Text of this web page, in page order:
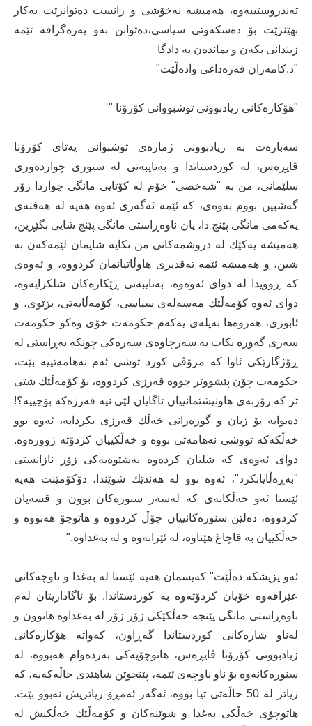
ته‌ندروستییەوە، هه‌میشه‌ نه‌خۆشی و زانست ده‌توانرێت به‌كار
بهێنرێت بۆ ده‌سكه‌وتی سیاسی،ده‌توانن به‌و په‌ره‌گرافه‌ ئێمه‌
زیندانی بكه‌ن و بمانده‌ن به‌ دادگا
"د.كامه‌ران قه‌ره‌داغی واده‌ڵێت"
"هۆكاره‌كانی زیادبوونی توشبووانی كۆرۆنا "
سه‌باره‌ت بە زیادبوونی ژماره‌ی توشبوانی په‌تای كۆرۆنا
ڤایڕه‌س، له‌ كوردستاندا و‌ به‌تایبه‌تی له ‌سنوری چوارده‌وری
سلێمانی، من به‌ "شه‌خصی" خۆم له‌ كۆتایی مانگی چواردا زۆر
گه‌شبین بووم به‌وه‌ی، كه‌ ئێمه‌ ئه‌گه‌ری ئه‌وه‌ هه‌یه‌ له ‌هه‌فته‌ی
یەکەمی مانگی پێنج دا، یان ناوه‌ڕاستی مانگی پێنج شایی بگێڕین،
هه‌میشه‌ یه‌كێك له‌ دروشمه‌كانی من تكایه‌ شایمان لێمه‌كه‌ن به‌
شین، و‌ هه‌میشه‌ ئێمه‌ ته‌قدیری هاوڵاتیانمان كردووه‌، و‌ ئه‌وه‌ی
كه‌ ڕوویدا له ‌دوای ئه‌وه‌وه،‌ به‌تایبه‌تی ڕێكاره‌كان شلكرایه‌وه‌،
دوای ئه‌وه‌ كۆمه‌ڵێك مه‌سه‌له‌ی سیاسی، كۆمه‌ڵایه‌تی، بژێوی، و
ئابوری، هه‌روه‌ها به‌پله‌ی یه‌كه‌م حكومه‌ت خۆی وه‌كو حكومه‌ت
سه‌ری گه‌وره‌ بكات به‌ سه‌رچاوه‌ی سه‌ره‌كی چونكه‌ به‌ڕاستی له‌
ڕۆژگارێكی ئاوا كه‌ مرۆڤی كورد توشی ئه‌م نه‌هامه‌تییه‌ بێت،
حكومه‌ت چۆن پێشووتر چووه‌ قه‌رزی كردووه،‌ بۆ كۆمه‌ڵێك شتی
تر كه‌ زۆربه‌ی هاونیشتمانییان ئاگایان لێی نیه‌ قه‌رزه‌كه‌ بۆچییه‌؟!
ده‌بوایه‌ بۆ ژیان و گوزه‌رانی خه‌ڵك قه‌رزی بكردایه‌، ئه‌وه‌ بوو
خه‌ڵكه‌كه‌ تووشی نه‌هامه‌تی بووه‌ و خه‌ڵكییان كردۆته‌ ژووره‌وه‌.
دوای ئه‌وه‌ی كه‌ شلیان كرده‌وه‌ به‌شێوه‌یه‌كی زۆر نازانستی
"به‌ڕه‌ڵایانكرد"، ئه‌وه‌ بوو له‌ هه‌ندێك شوێندا، دۆكۆمێنت هه‌یه‌
ئێستا ئه‌و خه‌ڵكانه‌ی كه‌ له‌سه‌ر سنوره‌كان بوون و قسه‌یان
كردووه‌، ده‌لێن سنوره‌كانییان چۆڵ كردووه‌ و هاتوچۆ هه‌بووه‌ و
خه‌ڵكییان به‌ قاچاغ هێناوه،‌ له ‌ئێرانه‌وه‌ و له‌ به‌غداوه‌."
ئه‌و پزیشكه‌ ده‌ڵێت" كه‌یسمان هه‌یه‌ ئێستا له‌ به‌غدا و ناوچه‌كانی
عێراقه‌وه‌ خۆیان كردۆته‌وه‌ به‌ كوردستاندا. بۆ ئاگاداریتان له‌م
ناوه‌ڕاستی مانگی پێنجه‌ خه‌ڵكێكی زۆر زۆر له‌ به‌غداوه‌ هاتوون و
له‌ناو شاره‌كانی كوردستاندا گه‌ڕاون، كه‌واته‌ هۆكاره‌كانی
زیادبوونی كۆرۆنا ڤایڕه‌س، هاتوچۆیه‌كی به‌رده‌وام هه‌بووه‌، له‌
سنوره‌كانه‌وه‌ بۆ ناو ناوچه‌ی ئێمه‌، پێنجوێن شاهێدی حاڵه‌كه‌یه،‌ كه‌
زیاتر له‌ 50 حاڵه‌تی تیا بووه‌، ئه‌گه‌ر ئه‌مڕۆ زیاتریش نه‌بوو بێت.
هاتوچۆی خه‌ڵكی به‌غدا و شوێنه‌كان و كۆمه‌ڵێك خه‌ڵكیش له‌